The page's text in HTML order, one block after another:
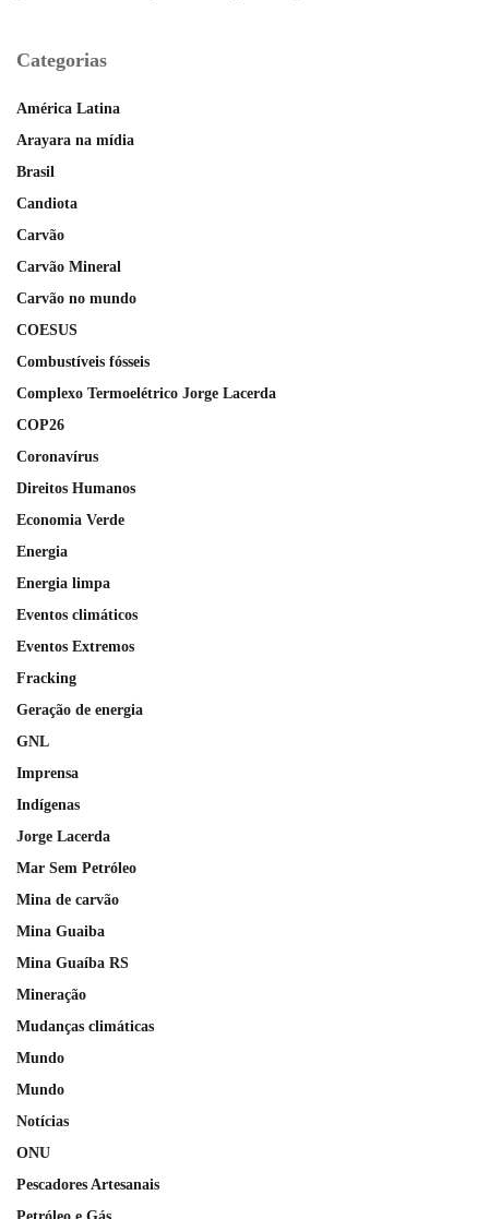
Categorias
América Latina
Arayara na mídia
Brasil
Candiota
Carvão
Carvão Mineral
Carvão no mundo
COESUS
Combustíveis fósseis
Complexo Termoelétrico Jorge Lacerda
COP26
Coronavírus
Direitos Humanos
Economia Verde
Energia
Energia limpa
Eventos climáticos
Eventos Extremos
Fracking
Geração de energia
GNL
Imprensa
Indígenas
Jorge Lacerda
Mar Sem Petróleo
Mina de carvão
Mina Guaiba
Mina Guaíba RS
Mineração
Mudanças climáticas
Mundo
Mundo
Notícias
ONU
Pescadores Artesanais